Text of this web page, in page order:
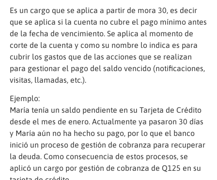
Es un cargo que se aplica a partir de mora 30, es decir
que se aplica si la cuenta no cubre el pago mínimo antes
de la fecha de vencimiento. Se aplica al momento de
corte de la cuenta y como su nombre lo indica es para
cubrir los gastos que de las acciones que se realizan
para gestionar el pago del saldo vencido (notificaciones,
visitas, llamadas, etc.).
Ejemplo:
María tenía un saldo pendiente en su Tarjeta de Crédito
desde el mes de enero. Actualmente ya pasaron 30 días
y María aún no ha hecho su pago, por lo que el banco
inició un proceso de gestión de cobranza para recuperar
la deuda. Como consecuencia de estos procesos, se
aplicó un cargo por gestión de cobranza de Q125 en su